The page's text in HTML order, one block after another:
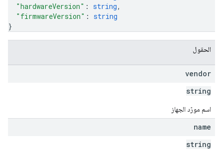
"hardwareVersion" : string,
"firmwareVersion" : string
}
الحقول
vendor
string
اسم مورّد الجهاز
name
string